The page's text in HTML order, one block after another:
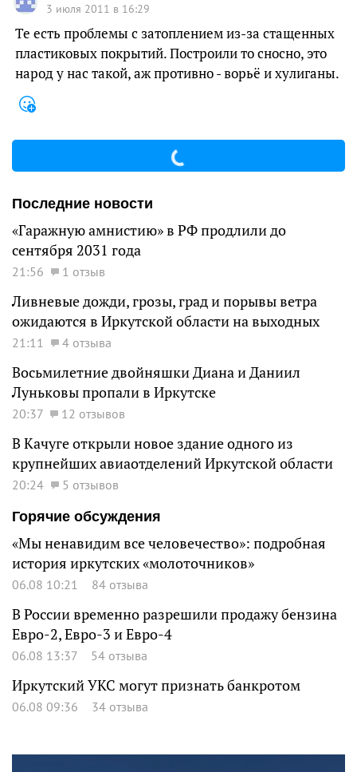
3 июля 2011 в 16:29
Те есть проблемы с затоплением из-за стащенных
пластиковых покрытий. Построили то сносно, это
народ у нас такой, аж противно - ворьё и хулиганы.
Последние новости
«Гаражную амнистию» в РФ продлили до
сентября 2031 года
21:56 1 отзыв
Ливневые дожди, грозы, град и порывы ветра
ожидаются в Иркутской области на выходных
21:11 4 отзыва
Восьмилетние двойняшки Диана и Даниил
Луньковы пропали в Иркутске
20:37 12 отзывов
В Качуге открыли новое здание одного из
крупнейших авиаотделений Иркутской области
20:24
5 отзывов
Горячие обсуждения
«Мы ненавидим все человечество»: подробная
история иркутских «молоточников»
06.08 10:21 84 отзыва
В России временно разрешили продажу бензина
Евро-2, Евро-3 и Евро-4
06.08 13:37 54 отзыва
Иркутский УКС могут признать банкротом
06.08 09:36 34 отзыва